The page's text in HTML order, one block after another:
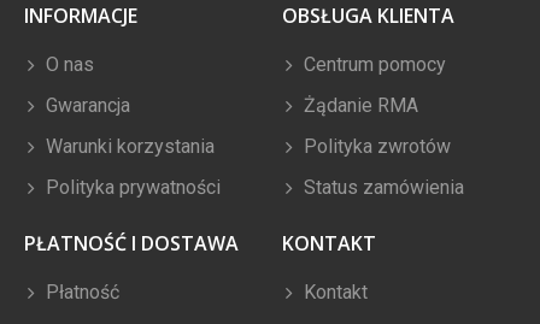
INFORMACJE
O nas
Gwarancja
Warunki korzystania
Polityka prywatności
OBSŁUGA KLIENTA
Centrum pomocy
Żądanie RMA
Polityka zwrotów
Status zamówienia
PŁATNOŚĆ I DOSTAWA
Płatność
KONTAKT
Kontakt